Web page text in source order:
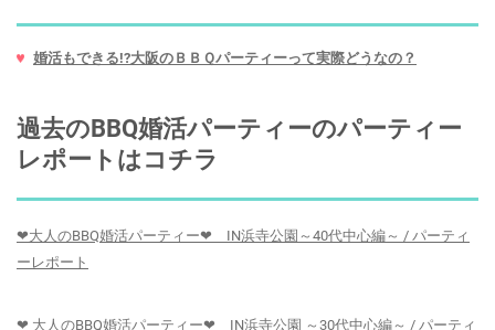
婚活もできる!?大阪のＢＢＱパーティーって実際どうなの？
過去のBBQ婚活パーティーのパーティー
レポートはコチラ
❤大人のBBQ婚活パーティー❤ IN浜寺公園～40代中心編～ / パーティ
ーレポート
❤ 大人のBBQ婚活パーティー❤ IN浜寺公園 ～30代中心編～ / パーティ